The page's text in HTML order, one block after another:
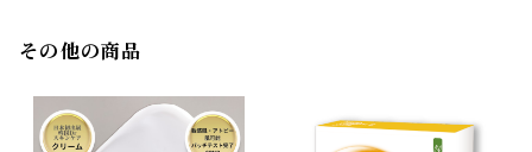
その他の商品